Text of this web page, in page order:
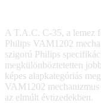
A T.A.C. C-35, a lemez
Philips VAM1202
szigorú Philips
megkülönböztetetten
képes alapkategóriás
VAM1202
az elmúlt évtizedekben.